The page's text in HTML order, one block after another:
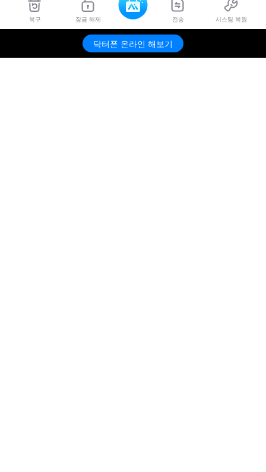
복구 잠금 해제 전송 시스팀 복원
닥터폰 온라인 해보기